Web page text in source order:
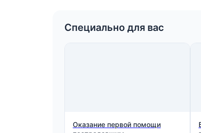
Специально для вас
Оказание первой помощи